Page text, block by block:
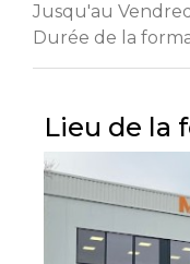
Jusqu'au
Durée de la
Lieu de la